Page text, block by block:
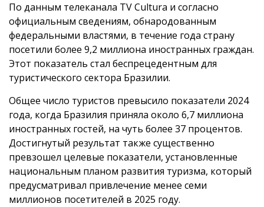
По данным телеканала TV Cultura и согласно
официальным сведениям, обнародованным
федеральными властями, в течение года страну
посетили более 9,2 миллиона иностранных граждан.
Этот показатель стал беспрецедентным для
туристического сектора Бразилии.
Общее число туристов превысило показатели 2024
года, когда Бразилия приняла около 6,7 миллиона
иностранных гостей, на чуть более 37 процентов.
Достигнутый результат также существенно
превзошел целевые показатели, установленные
национальным планом развития туризма, который
предусматривал привлечение менее семи
миллионов посетителей в 2025 году.